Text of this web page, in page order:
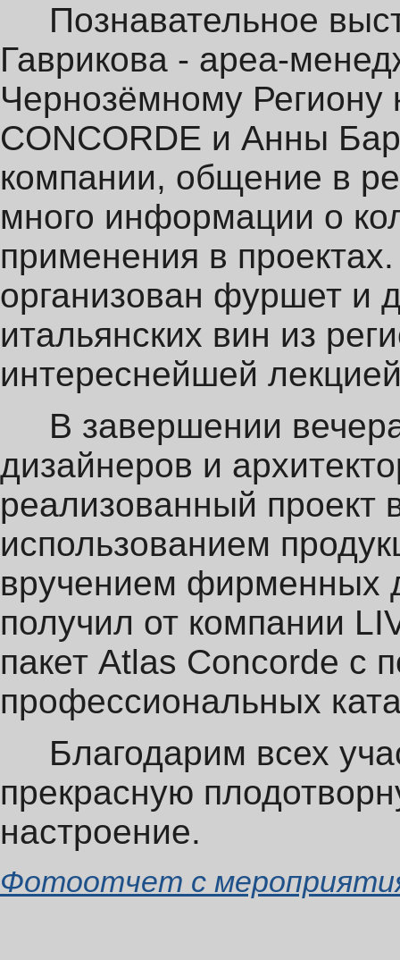
Познавательное
Гаврикова - ареа-
Чернозёмному Региону
CONCORDE и Анны
компании, общение в
много информации о
применения в
организован фуршет и
итальянских вин из
интереснейшей
В завершении
дизайнеров и
реализованный проект
использованием
вручением фирменных
получил от компании
пакет Atlas Concorde с
профессиональных
Благодарим всех
прекрасную
настроение.
Фотоотчет с